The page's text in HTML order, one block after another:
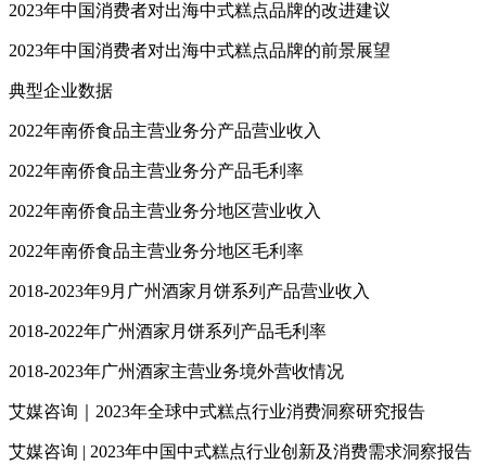
2023年中国消费者对出海中式糕点品牌的改进建议
2023年中国消费者对出海中式糕点品牌的前景展望
典型企业数据
2022年南侨食品主营业务分产品营业收入
2022年南侨食品主营业务分产品毛利率
2022年南侨食品主营业务分地区营业收入
2022年南侨食品主营业务分地区毛利率
2018-2023年9月广州酒家月饼系列产品营业收入
2018-2022年广州酒家月饼系列产品毛利率
2018-2023年广州酒家主营业务境外营收情况
艾媒咨询｜2023年全球中式糕点行业消费洞察研究报告
艾媒咨询 | 2023年中国中式糕点行业创新及消费需求洞察报告